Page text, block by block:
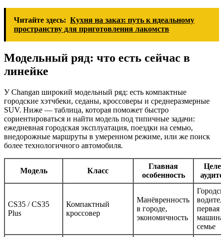
Читайте здесь: Кухня на заказ: путь к идеальному
пространству для приготовления лакомств
Модельный ряд: что есть сейчас в
линейке
У Changan широкий модельный ряд: есть компактные
городские хэтчбеки, седаны, кроссоверы и среднеразмерные
SUV. Ниже — таблица, которая поможет быстро
сориентироваться и найти модель под типичные задачи:
ежедневная городская эксплуатация, поездки на семью,
внедорожные маршруты в умеренном режиме, или же поиск
более технологичного автомобиля.
Модель Класс
Главная
особенность
CS35 / CS35
Plus
Компактный
кроссовер
Манёвренность
в городе,
экономичность
первая
семье